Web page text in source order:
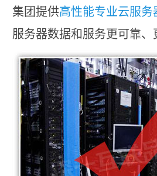
集团提供高性能专业云服务
服务器数据和服务更可靠